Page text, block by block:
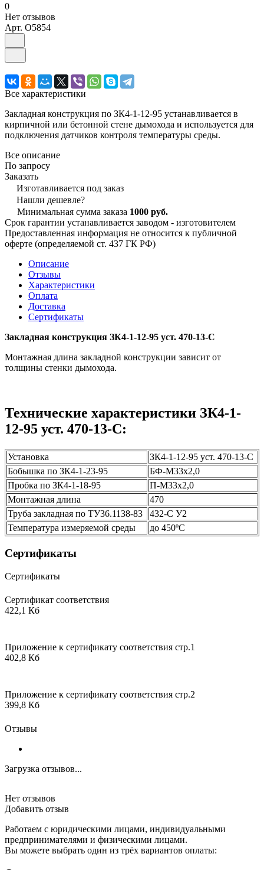
0
Нет отзывов
Арт. O5854
Все характеристики
Закладная конструкция по ЗК4-1-12-95 устанавливается в
кирпичной или бетонной стене дымохода и используется для
подключения датчиков контроля температуры среды.
Все описание
По запросу
Заказать
Изготавливается под заказ
Нашли дешевле?
Минимальная сумма заказа 1000 руб.
Срок гарантии устанавливается заводом - изготовителем
Предоставленная информация не относится к публичной
оферте (определяемой ст. 437 ГК РФ)
Описание
Отзывы
Характеристики
Оплата
Доставка
Сертификаты
Закладная конструкция ЗК4-1-12-95 уст. 470-13-С
Монтажная длина закладной конструкции зависит от
толщины стенки дымохода.
Технические характеристики ЗК4-1-
12-95 уст. 470-13-С:
Установка
ЗК4-1-12-95 уст. 470-13-С
Бобышка по ЗК4-1-23-95
БФ-М33х2,0
Пробка по ЗК4-1-18-95
П-М33х2,0
Монтажная длина
470
Труба закладная по ТУ36.1138-83
432-С У2
Температура измеряемой среды
до 450ºС
Сертификаты
Сертификаты
Сертификат соответствия
422,1 Кб
Приложение к сертификату соответствия стр.1
402,8 Кб
Приложение к сертификату соответствия стр.2
399,8 Кб
Отзывы
Загрузка отзывов...
Нет отзывов
Добавить отзыв
Работаем с юридическими лицами, индивидуальными
предпринимателями и физическими лицами.
Вы можете выбрать один из трёх вариантов оплаты: